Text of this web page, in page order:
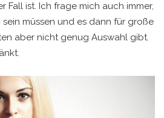
Fall ist. Ich frage mich auch immer,
müssen und es dann für große
aber nicht genug Auswahl gibt.